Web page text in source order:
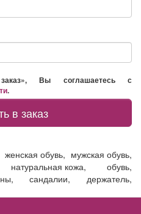
Вы соглашаетесь с
.
в заказ
женская обувь, мужская обувь,
натуральная кожа,обувь,
,сандалии,держатель,